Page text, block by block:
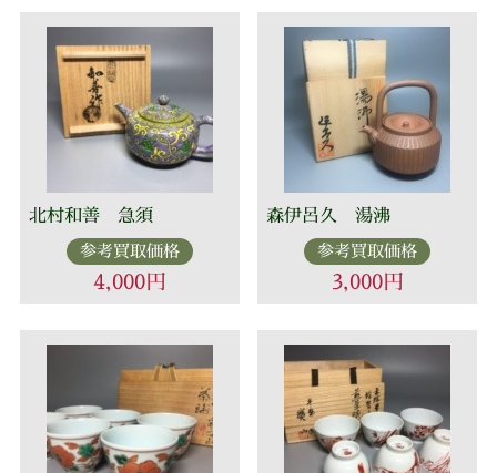
北村和善 急須
参考買取価格
4,000円
森伊呂久 湯沸
参考買取価格
3,000円